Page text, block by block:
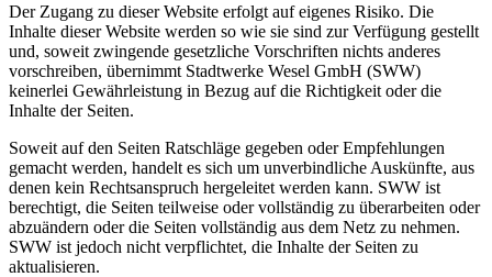
Der Zugang zu dieser Website erfolgt auf eigenes Risiko. Die
Inhalte dieser Website werden so wie sie sind zur Verfügung gestellt
und, soweit zwingende gesetzliche Vorschriften nichts anderes
vorschreiben, übernimmt Stadtwerke Wesel GmbH (SWW)
keinerlei Gewährleistung in Bezug auf die Richtigkeit oder die
Inhalte der Seiten.
Soweit auf den Seiten Ratschläge gegeben oder Empfehlungen
gemacht werden, handelt es sich um unverbindliche Auskünfte, aus
denen kein Rechtsanspruch hergeleitet werden kann. SWW ist
berechtigt, die Seiten teilweise oder vollständig zu überarbeiten oder
abzuändern oder die Seiten vollständig aus dem Netz zu nehmen.
SWW ist jedoch nicht verpflichtet, die Inhalte der Seiten zu
aktualisieren.